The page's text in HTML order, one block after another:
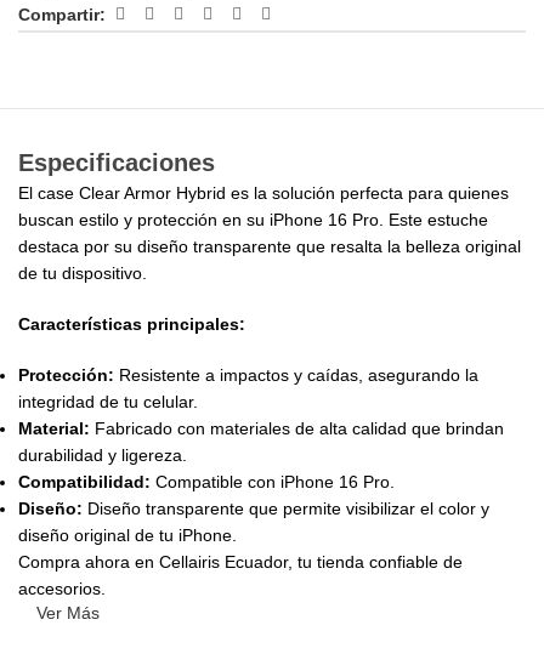
Compartir:
Especificaciones
El case Clear Armor Hybrid es la solución perfecta para quienes
buscan estilo y protección en su iPhone 16 Pro. Este estuche
destaca por su diseño transparente que resalta la belleza original
de tu dispositivo.
Características principales:
Protección: Resistente a impactos y caídas, asegurando la
integridad de tu celular.
Material: Fabricado con materiales de alta calidad que brindan
durabilidad y ligereza.
Compatibilidad: Compatible con iPhone 16 Pro.
Diseño: Diseño transparente que permite visibilizar el color y
diseño original de tu iPhone.
Compra ahora en Cellairis Ecuador, tu tienda confiable de
accesorios.
Ver Más